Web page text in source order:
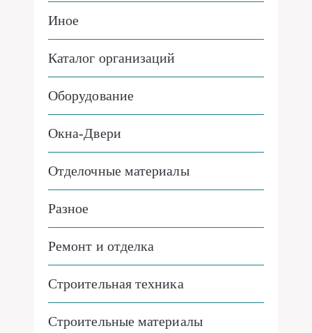
Иное
Каталог организаций
Оборудование
Окна-Двери
Отделочные материалы
Разное
Ремонт и отделка
Строительная техника
Строительные материалы